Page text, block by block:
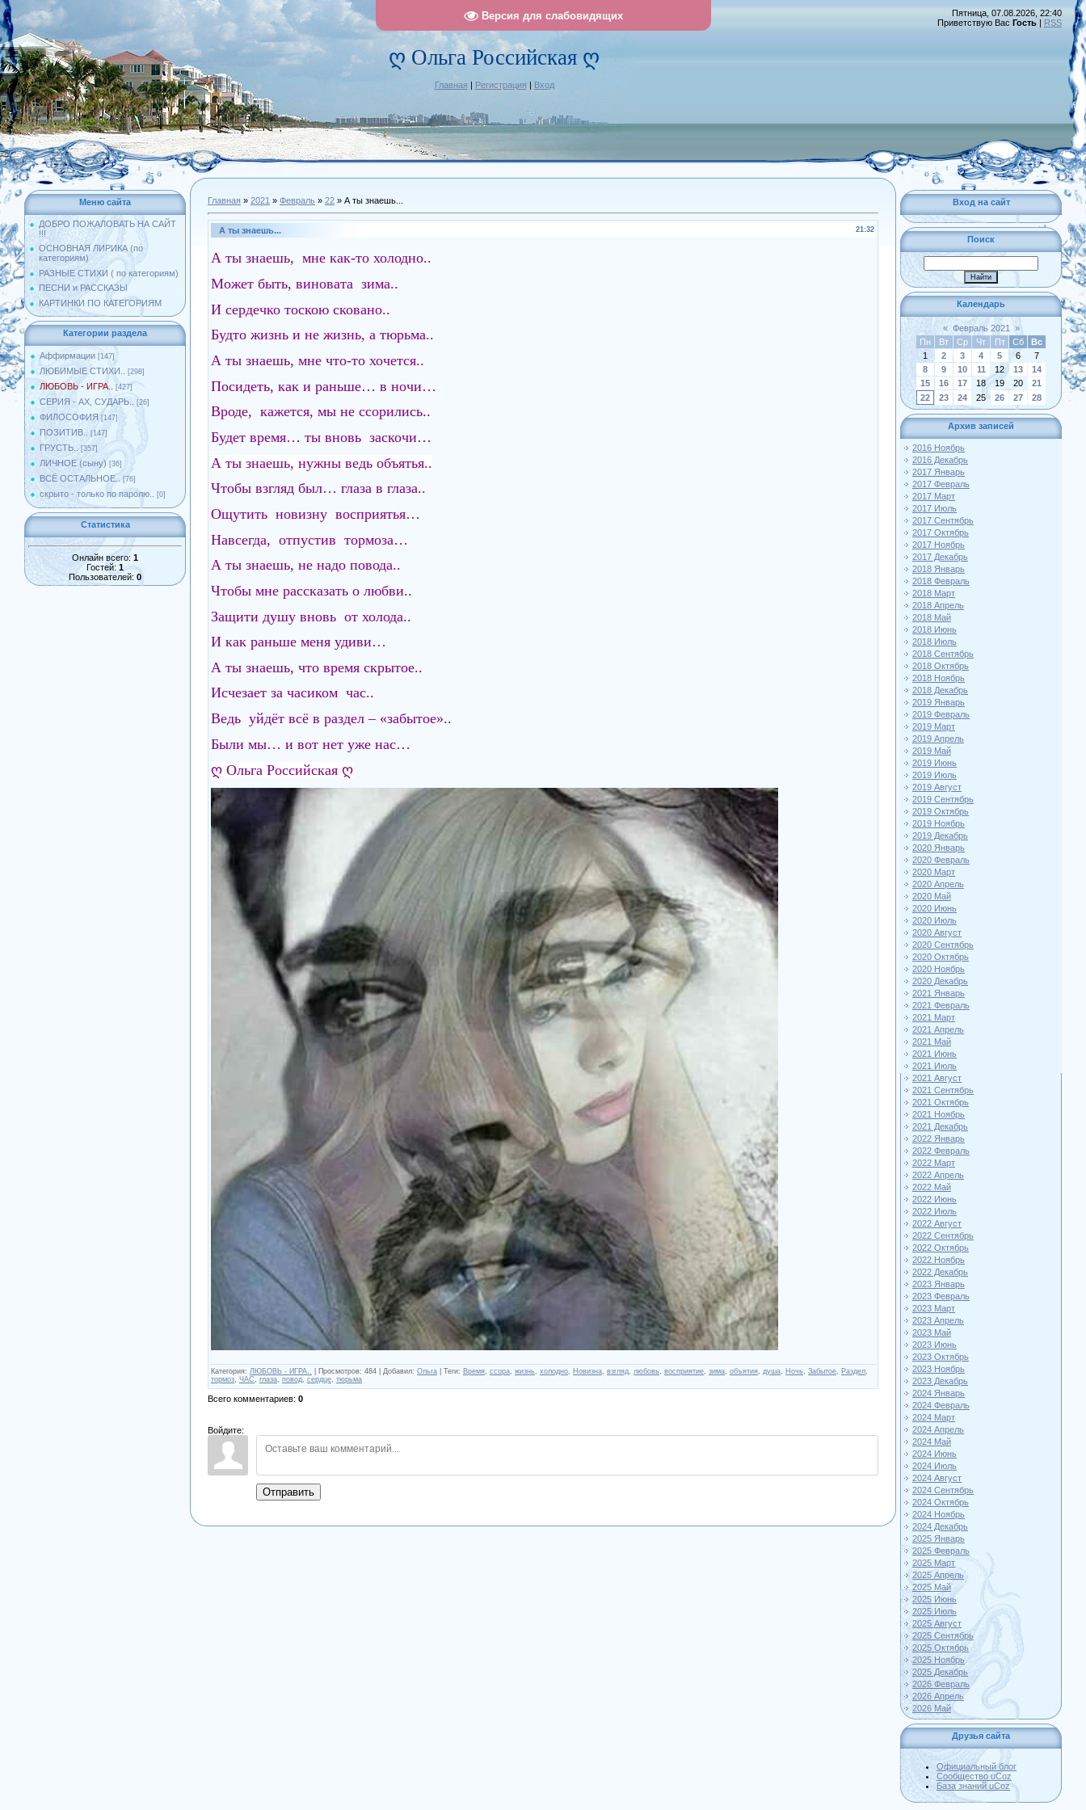
Версия для слабовидящих
ღ Ольга Российская ღ
Главная | Регистрация | Вход
Пятница, 07.08.2026, 22:40
Приветствую Вас Гость | RSS
Меню сайта
ДОБРО ПОЖАЛОВАТЬ НА САЙТ
!!!
ОСНОВНАЯ ЛИРИКА (по
категориям)
РАЗНЫЕ СТИХИ ( по категориям)
ПЕСНИ и РАССКАЗЫ
КАРТИНКИ ПО КАТЕГОРИЯМ
Категории раздела
Аффирмации [147]
ЛЮБИМЫЕ СТИХИ.. [298]
ЛЮБОВЬ - ИГРА.. [427]
СЕРИЯ - АХ, СУДАРЬ.. [26]
ФИЛОСОФИЯ [147]
ПОЗИТИВ.. [147]
ГРУСТЬ.. [357]
ЛИЧНОЕ (сыну) [36]
ВСЁ ОСТАЛЬНОЕ.. [76]
скрыто - только по паролю.. [0]
Статистика
Онлайн всего: 1
Гостей: 1
Пользователей: 0
Главная » 2021 » Февраль » 22 » А ты знаешь...
21:32
А ты знаешь...
А ты знаешь, мне как-то холодно..
Может быть, виновата зима..
И сердечко тоскою сковано..
Будто жизнь и не жизнь, а тюрьма..
А ты знаешь, мне что-то хочется..
Посидеть, как и раньше… в ночи…
Вроде, кажется, мы не ссорились..
Будет время… ты вновь заскочи…
А ты знаешь, нужны ведь объятья..
Чтобы взгляд был… глаза в глаза..
Ощутить новизну восприятья…
Навсегда, отпустив тормоза…
А ты знаешь, не надо повода..
Чтобы мне рассказать о любви..
Защити душу вновь от холода..
И как раньше меня удиви…
А ты знаешь, что время скрытое..
Исчезает за часиком час..
Ведь уйдёт всё в раздел – «забытое»..
Были мы… и вот нет уже нас…
ღ Ольга Российская ღ
Категория: ЛЮБОВЬ - ИГРА.. Просмотров: 484 Добавил: Ольга Теги: Время ссора жизнь холодно Новизна взгляд любовь восприятие зима объятия душа Ночь Забытое Раздел
тормоз ЧАС глаза повод сердце тюрьма
Всего комментариев: 0
Войдите:
Отправить
Вход на сайт
Поиск
Календарь
« Февраль 2021
»
Пн
Вт Ср Чт Пт Сб
Вс
1
2 3 4 5 6
7
8
9 10 11 12 13
14
15
16 17 18 19 20
21
22
23 24 25 26 27 28
Архив записей
2016 Ноябрь
2016 Декабрь
2017 Январь
2017 Февраль
2017 Март
2017 Июль
2017 Сентябрь
2017 Октябрь
2017 Ноябрь
2017 Декабрь
2018 Январь
2018 Февраль
2018 Март
2018 Апрель
2018 Май
2018 Июнь
2018 Июль
2018 Сентябрь
2018 Октябрь
2018 Ноябрь
2018 Декабрь
2019 Январь
2019 Февраль
2019 Март
2019 Апрель
2019 Май
2019 Июнь
2019 Июль
2019 Август
2019 Сентябрь
2019 Октябрь
2019 Ноябрь
2019 Декабрь
2020 Январь
2020 Февраль
2020 Март
2020 Апрель
2020 Май
2020 Июнь
2020 Июль
2020 Август
2020 Сентябрь
2020 Октябрь
2020 Ноябрь
2020 Декабрь
2021 Январь
2021 Февраль
2021 Март
2021 Апрель
2021 Май
2021 Июнь
2021 Июль
2021 Август
2021 Сентябрь
2021 Октябрь
2021 Ноябрь
2021 Декабрь
2022 Январь
2022 Февраль
2022 Март
2022 Апрель
2022 Май
2022 Июнь
2022 Июль
2022 Август
2022 Сентябрь
2022 Октябрь
2022 Ноябрь
2022 Декабрь
2023 Январь
2023 Февраль
2023 Март
2023 Апрель
2023 Май
2023 Июнь
2023 Октябрь
2023 Ноябрь
2023 Декабрь
2024 Январь
2024 Февраль
2024 Март
2024 Апрель
2024 Май
2024 Июнь
2024 Июль
2024 Август
2024 Сентябрь
2024 Октябрь
2024 Ноябрь
2024 Декабрь
2025 Январь
2025 Февраль
2025 Март
2025 Апрель
2025 Май
2025 Июнь
2025 Июль
2025 Август
2025 Сентябрь
2025 Октябрь
2025 Ноябрь
2025 Декабрь
2026 Февраль
2026 Апрель
2026 Май
Друзья сайта
Официальный блог
Сообщество uCoz
База знаний uCoz